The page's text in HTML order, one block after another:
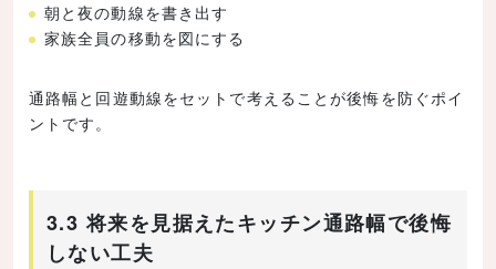
朝と夜の動線を書き出す
家族全員の移動を図にする
通路幅と回遊動線をセットで考えることが後悔を防ぐポイ
ントです。
3.3 将来を見据えたキッチン通路幅で後悔
しない工夫